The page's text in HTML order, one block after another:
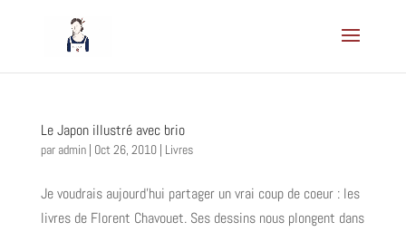
Le Japon illustré avec brio
par admin| Oct 26, 2010| Livres
Je voudrais aujourd’hui partager un vrai coup de coeur : les
livres de Florent Chavouet. Ses dessins nous plongent dans